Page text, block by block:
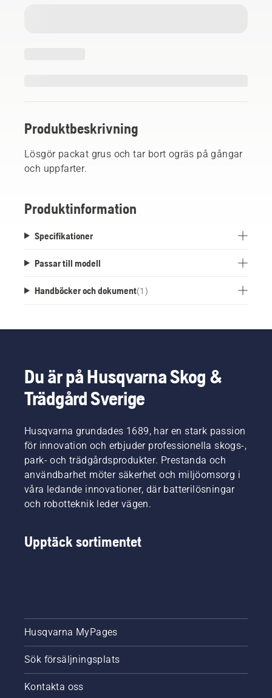
Produktbeskrivning
Lösgör packat grus och tar bort ogräs på gångar
och uppfarter.
Produktinformation
Specifikationer
Passar till modell
Handböcker och dokument(1 )
Du är på Husqvarna Skog &
Trädgård Sverige
Husqvarna grundades 1689, har en stark passion
för innovation och erbjuder professionella skogs-,
park- och trädgårdsprodukter. Prestanda och
användbarhet möter säkerhet och miljöomsorg i
våra ledande innovationer, där batterilösningar
och robotteknik leder vägen.
Upptäck sortimentet
Husqvarna MyPages
Sök försäljningsplats
Kontakta oss